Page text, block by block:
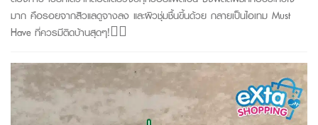
มาก คือรอยจากสิวแลดูจางลง และผิวชุ่มชื้นขึ้นด้วย กลายเป็นไอเทม Must
Have ที่ควรมีติดบ้านสุดๆ!👍🏻